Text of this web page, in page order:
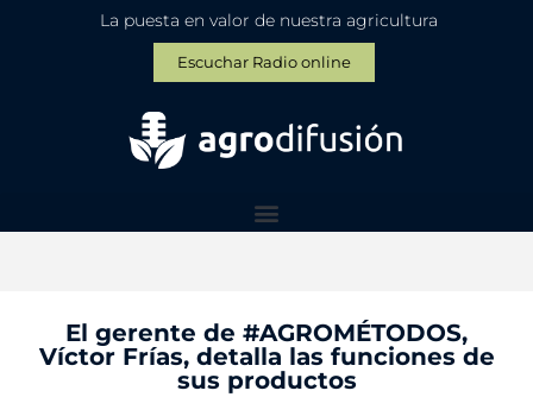
La puesta en valor de nuestra agricultura
Escuchar Radio online
El gerente de #AGROMÉTODOS,
Víctor Frías, detalla las funciones de
sus productos